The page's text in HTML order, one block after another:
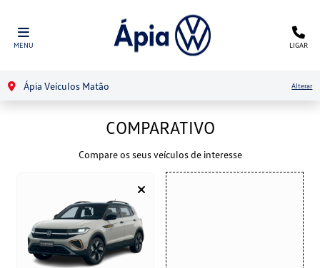
MENU LIGAR
Ápia Veículos Matão Alterar
COMPARATIVO
Compare os seus veículos de interesse